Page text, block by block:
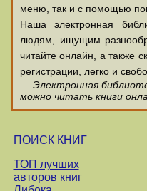
меню, так и с помощью
Наша электронная
людям, ищущим
читайте онлайн, а также
регистрации, легко и
Электронная
можно читать книги
ПОИСК КНИГ
ТОП лучших
авторов книг